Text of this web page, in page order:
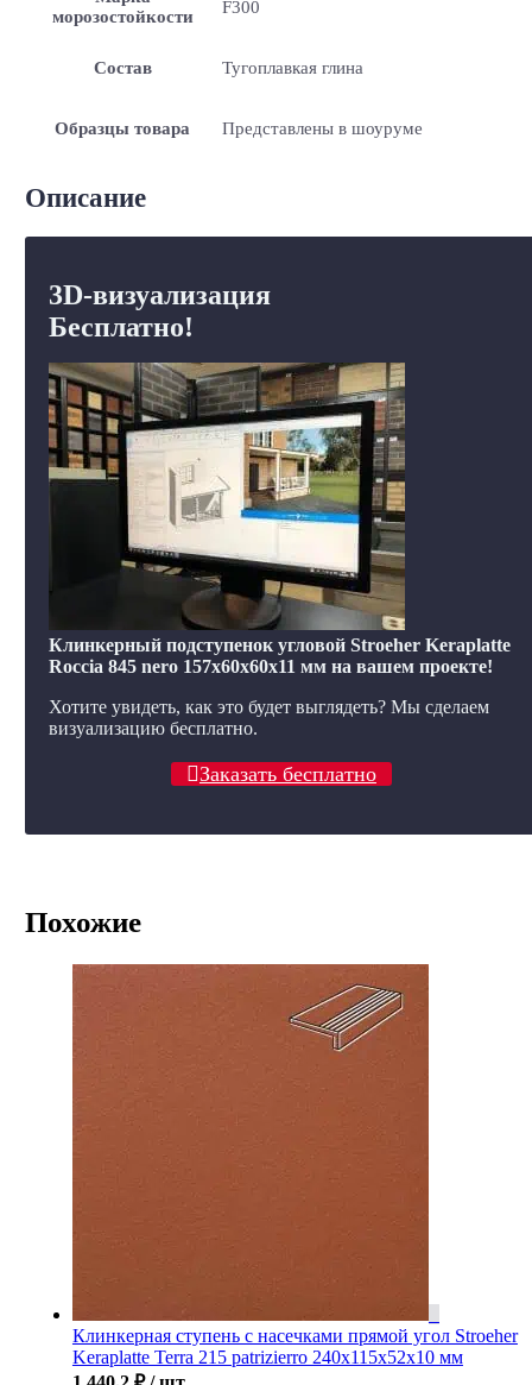
морозостойкости
F300
Состав Тугоплавкая глина
Образцы товара Представлены в шоуруме
Описание
3D-визуализация
Бесплатно!
Клинкерный подступенок угловой Stroeher Keraplatte
Roccia 845 nero 157х60х60х11 мм на вашем проекте!
Хотите увидеть, как это будет выглядеть? Мы сделаем
визуализацию бесплатно.
Заказать бесплатно
Похожие
Клинкерная ступень с насечками прямой угол Stroeher
Keraplatte Terra 215 patrizierro 240х115х52х10 мм